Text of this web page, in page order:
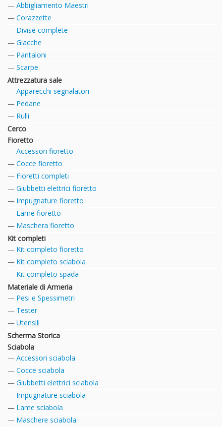
Abbigliamento Maestri
Corazzette
Divise complete
Giacche
Pantaloni
Scarpe
Attrezzatura sale
Apparecchi segnalatori
Pedane
Rulli
Cerco
Fioretto
Accessori fioretto
Cocce fioretto
Fioretti completi
Giubbetti elettrici fioretto
Impugnature fioretto
Lame fioretto
Maschera fioretto
Kit completi
Kit completo fioretto
Kit completo sciabola
Kit completo spada
Materiale di Armeria
Pesi e Spessimetri
Tester
Utensili
Scherma Storica
Sciabola
Accessori sciabola
Cocce sciabola
Giubbetti elettrici sciabola
Impugnature sciabola
Lame sciabola
Maschere sciabola